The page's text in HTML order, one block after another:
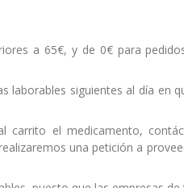
a 65€, y de 0€ para
laborables siguientes al día
carrito el medicamento,
una petición a